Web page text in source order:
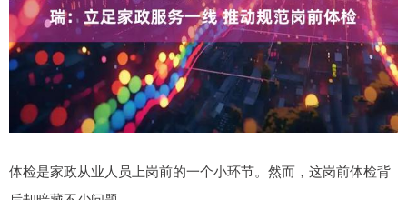
体检是家政从业人员上岗前的一个小环节。然而，这岗前体检背